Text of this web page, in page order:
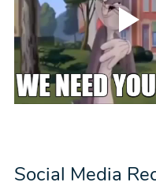
Social Media